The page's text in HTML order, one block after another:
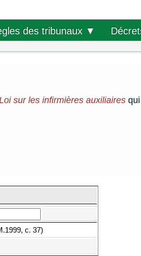
des tribunaux ▼
sur les infirmières auxiliaires
c. 37)